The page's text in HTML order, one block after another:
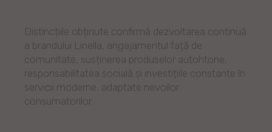
Distincțiile obținute confirmă dezvoltarea continuă
a brandului Linella, angajamentul față de
comunitate, susținerea produselor autohtone,
responsabilitatea socială și investițiile constante în
servicii moderne, adaptate nevoilor
consumatorilor.